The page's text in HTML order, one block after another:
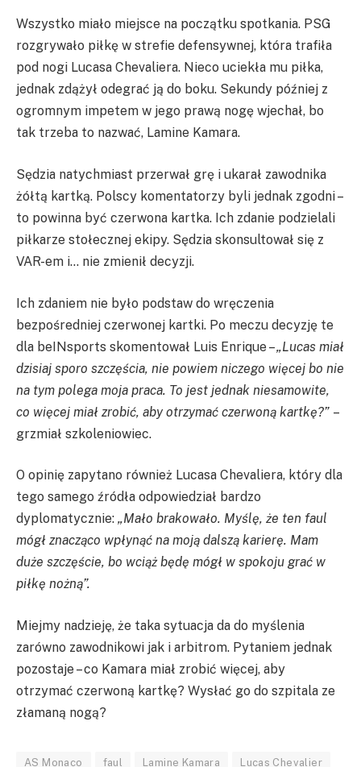
Wszystko miało miejsce na początku spotkania. PSG
rozgrywało piłkę w strefie defensywnej, która trafiła
pod nogi Lucasa Chevaliera. Nieco uciekła mu piłka,
jednak zdążył odegrać ją do boku. Sekundy później z
ogromnym impetem w jego prawą nogę wjechał, bo
tak trzeba to nazwać, Lamine Kamara.
Sędzia natychmiast przerwał grę i ukarał zawodnika
żółtą kartką. Polscy komentatorzy byli jednak zgodni –
to powinna być czerwona kartka. Ich zdanie podzielali
piłkarze stołecznej ekipy. Sędzia skonsultował się z
VAR-em i… nie zmienił decyzji.
Ich zdaniem nie było podstaw do wręczenia
bezpośredniej czerwonej kartki. Po meczu decyzję te
dla beINsports skomentował Luis Enrique –„Lucas miał
dzisiaj sporo szczęścia, nie powiem niczego więcej bo nie
na tym polega moja praca. To jest jednak niesamowite,
co więcej miał zrobić, aby otrzymać czerwoną kartkę?” –
grzmiał szkoleniowiec.
O opinię zapytano również Lucasa Chevaliera, który dla
tego samego źródła odpowiedział bardzo
dyplomatycznie: „Mało brakowało. Myślę, że ten faul
mógł znacząco wpłynąć na moją dalszą karierę. Mam
duże szczęście, bo wciąż będę mógł w spokoju grać w
piłkę nożną”.
Miejmy nadzieję, że taka sytuacja da do myślenia
zarówno zawodnikowi jak i arbitrom. Pytaniem jednak
pozostaje – co Kamara miał zrobić więcej, aby
otrzymać czerwoną kartkę? Wysłać go do szpitala ze
złamaną nogą?
AS Monaco faul Lamine Kamara Lucas Chevalier